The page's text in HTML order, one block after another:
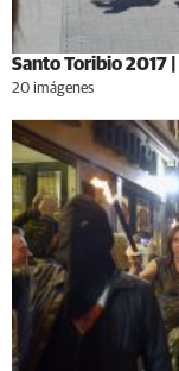
Santo Toribio 2017 |
20 imágenes